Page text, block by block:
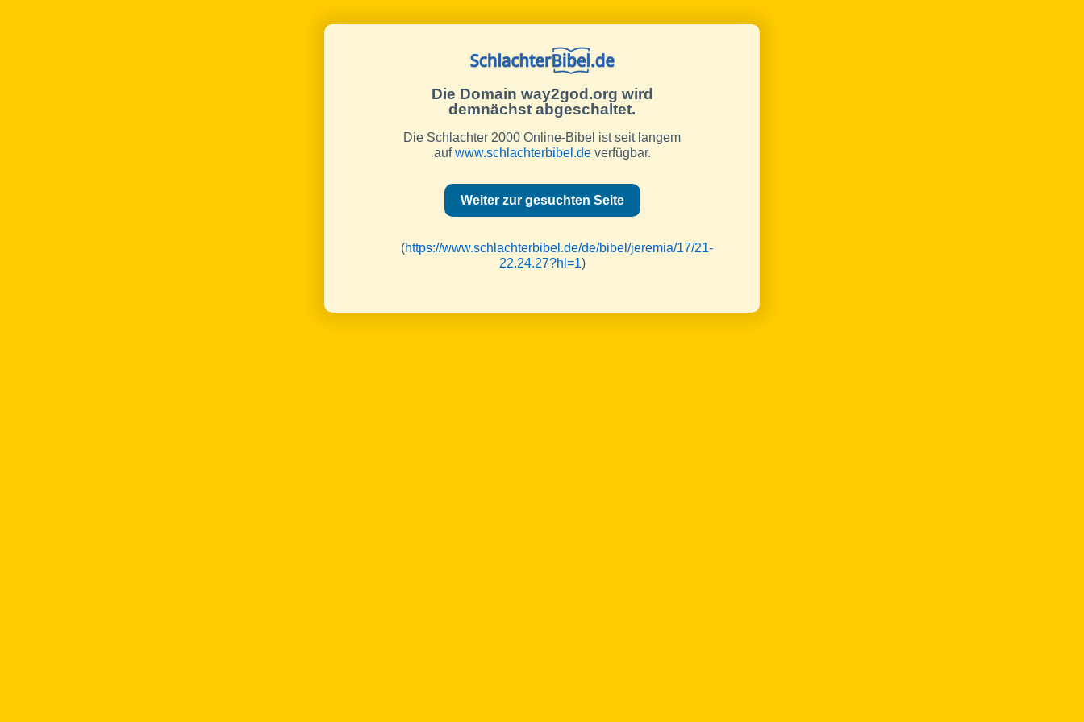
Die Domain way2god.org wird
demnächst abgeschaltet.
Die Schlachter 2000 Online-Bibel ist seit langem
aufwww.schlachterbibel.deverfügbar.
Weiter zur gesuchten Seite
(https://www.schlachterbibel.de/de/bibel/jeremia/17/21-
22.24.27?hl=1)